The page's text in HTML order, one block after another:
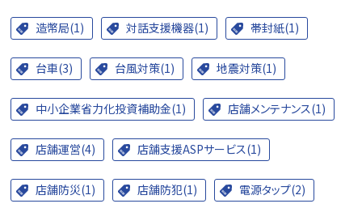
造幣局(1) 対話支援機器(1) 帯封紙(1)
台車(3) 台風対策(1) 地震対策(1)
中小企業省力化投資補助金(1) 店舗メンテナンス(1)
店舗運営(4) 店舗支援ASPサービス(1)
店舗防災(1) 店舗防犯(1) 電源タップ(2)